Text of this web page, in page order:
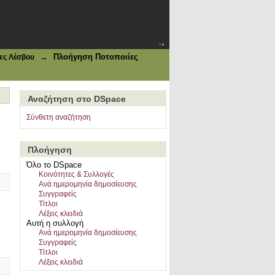
Λέσβου →
Πλοήγηση Ποτοποιίες
Αναζήτηση στο DSpace
Σύνθετη αναζήτηση
Πλοήγηση
Όλο το DSpace
Κοινότητες & Συλλογές
Ανά ημερομηνία δημοσίευσης
Συγγραφείς
Τίτλοι
Λέξεις κλειδιά
Αυτή η συλλογή
Ανά ημερομηνία δημοσίευσης
Συγγραφείς
Τίτλοι
Λέξεις κλειδιά